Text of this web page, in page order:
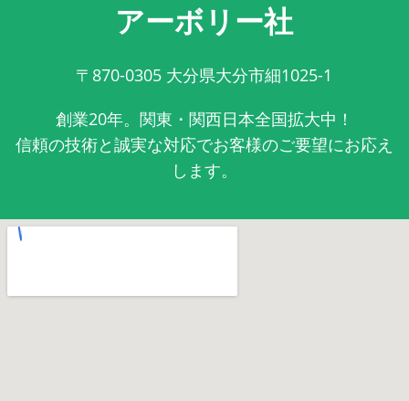
アーボリー社
〒870-0305 大分県大分市細1025-1
創業20年。関東・関西日本全国拡大中！
信頼の技術と誠実な対応でお客様のご要望にお応え
します。